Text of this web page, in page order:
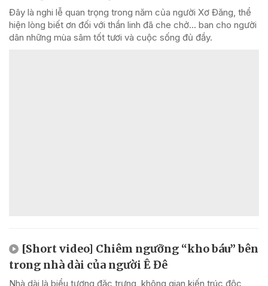
Đây là nghi lễ quan trọng trong năm của người Xơ Đăng, thể
hiện lòng biết ơn đối với thần linh đã che chở... ban cho người
dân những mùa sâm tốt tươi và cuộc sống đủ đầy.
[Short video] Chiêm ngưỡng “kho báu” bên
trong nhà dài của người Ê Đê
Nhà dài là biểu tượng đặc trưng, không gian kiến trúc độc